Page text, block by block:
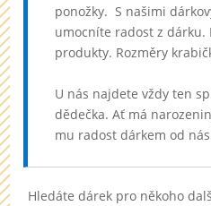
ponožky. S našimi
umocníte radost z dárku.
produkty. Rozměry
U nás najdete vždy ten
dědečka. Ať má
mu radost dárkem od
Hledáte dárek pro někoho